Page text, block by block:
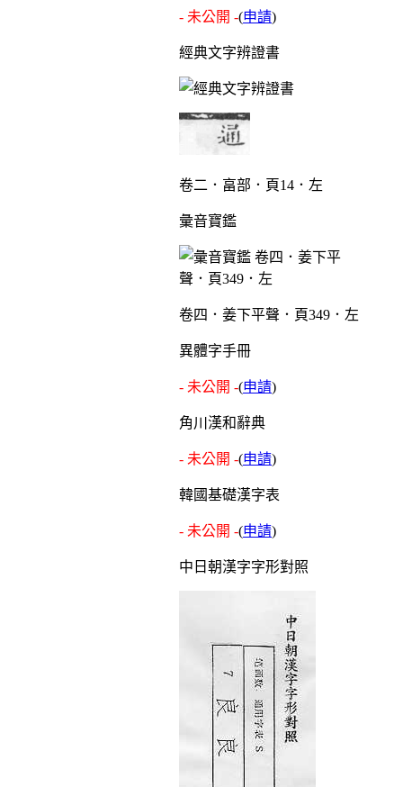
- 未公開 -(申請)
經典文字辨證書
卷二．畗部．頁14．左
彙音寶鑑
卷四．姜下平聲．頁349．左
異體字手冊
- 未公開 -(申請)
角川漢和辭典
- 未公開 -(申請)
韓國基礎漢字表
- 未公開 -(申請)
中日朝漢字字形對照